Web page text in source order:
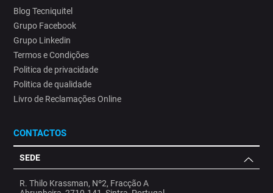
Blog Tecniquitel
Grupo Facebook
Grupo Linkedin
Termos e Condições
Politica de privacidade
Politica de qualidade
Livro de Reclamações Online
CONTACTOS
SEDE
R. Thilo Krassman, Nº2, Fracção A